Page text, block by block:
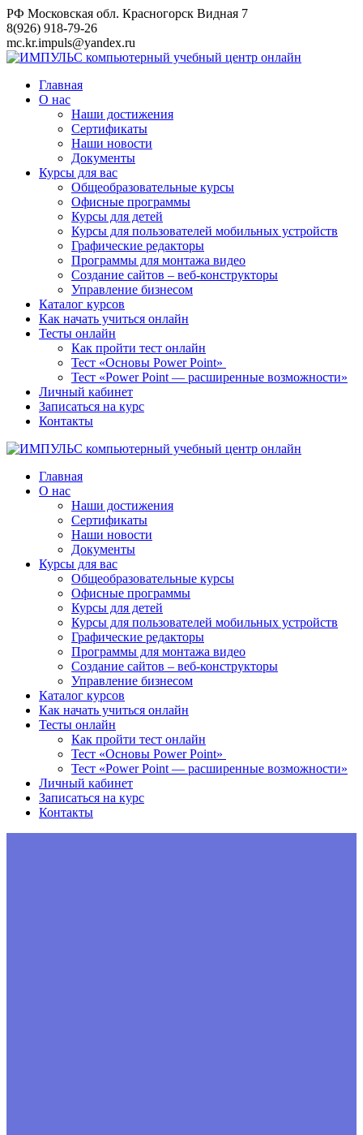
Перейти
к
контенту
РФ Московская обл. Красногорск Видная 7
8(926) 918-79-26
mc.kr.impuls@yandex.ru
Главная
О нас
Наши достижения
Сертификаты
Наши новости
Документы
Курсы для вас
Общеобразовательные курсы
Офисные программы
Курсы для детей
Курсы для пользователей мобильных устройств
Графические редакторы
Программы для монтажа видео
Создание сайтов – веб-конструкторы
Управление бизнесом
Каталог курсов
Как начать учиться онлайн
Тесты онлайн
Как пройти тест онлайн
Тест «Основы Power Point»
Тест «Power Point — расширенные возможности»
Личный кабинет
Записаться на курс
Контакты
Главная
О нас
Наши достижения
Сертификаты
Наши новости
Документы
Курсы для вас
Общеобразовательные курсы
Офисные программы
Курсы для детей
Курсы для пользователей мобильных устройств
Графические редакторы
Программы для монтажа видео
Создание сайтов – веб-конструкторы
Управление бизнесом
Каталог курсов
Как начать учиться онлайн
Тесты онлайн
Как пройти тест онлайн
Тест «Основы Power Point»
Тест «Power Point — расширенные возможности»
Личный кабинет
Записаться на курс
Контакты